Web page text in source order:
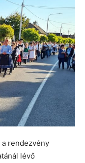
rendezvény
lévő